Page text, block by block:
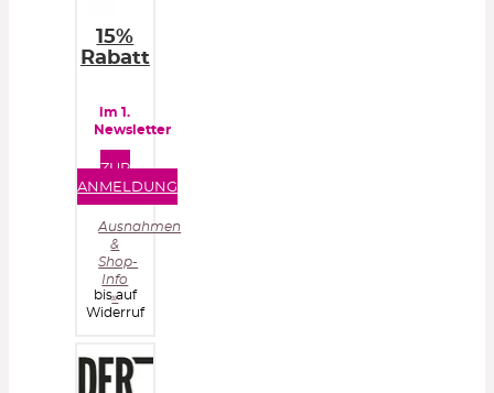
15%
Rabatt
im 1.
Newsletter
ZUR
ANMELDUNG
Ausnahmen
&
Shop-
Info
»
bis auf
Widerruf